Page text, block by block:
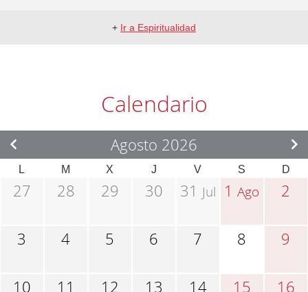
+ Ir a Espiritualidad
Calendario
Agosto 2026
L M X J V S D
27 28 29 30 31 Jul 1Ago 2
3 4 5 6 7 8 9
10 11 12 13 14 15 16